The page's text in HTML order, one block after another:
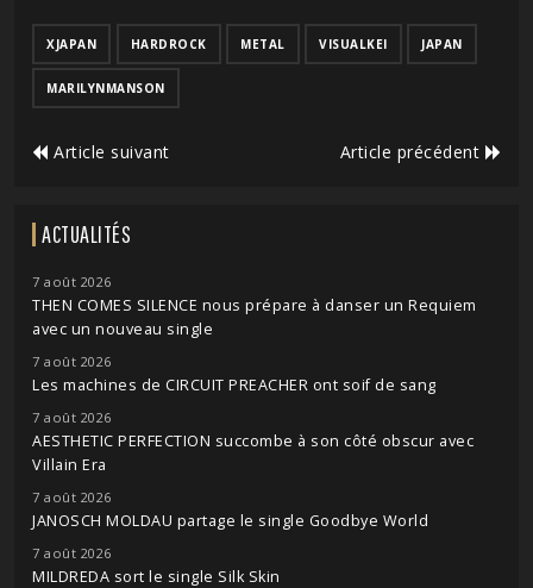
XJAPAN HARDROCK METAL VISUALKEI JAPAN
MARILYNMANSON
Article suivant Article précédent
ACTUALITÉS
7 août 2026
THEN COMES SILENCE nous prépare à danser un Requiem
avec un nouveau single
7 août 2026
Les machines de CIRCUIT PREACHER ont soif de sang
7 août 2026
AESTHETIC PERFECTION succombe à son côté obscur avec
Villain Era
7 août 2026
JANOSCH MOLDAU partage le single Goodbye World
7 août 2026
MILDREDA sort le single Silk Skin